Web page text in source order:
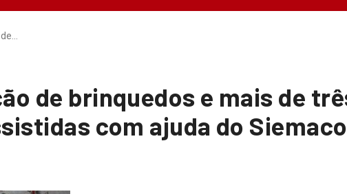
de brinquedos e mais de
com ajuda do